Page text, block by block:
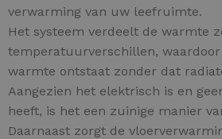
verwarming van uw leefruimte.
Het systeem verdeelt de warmte
temperatuurverschillen, waardoor
warmte ontstaat zonder dat
Aangezien het elektrisch is en
heeft, is het een zuinige manier
Daarnaast zorgt de